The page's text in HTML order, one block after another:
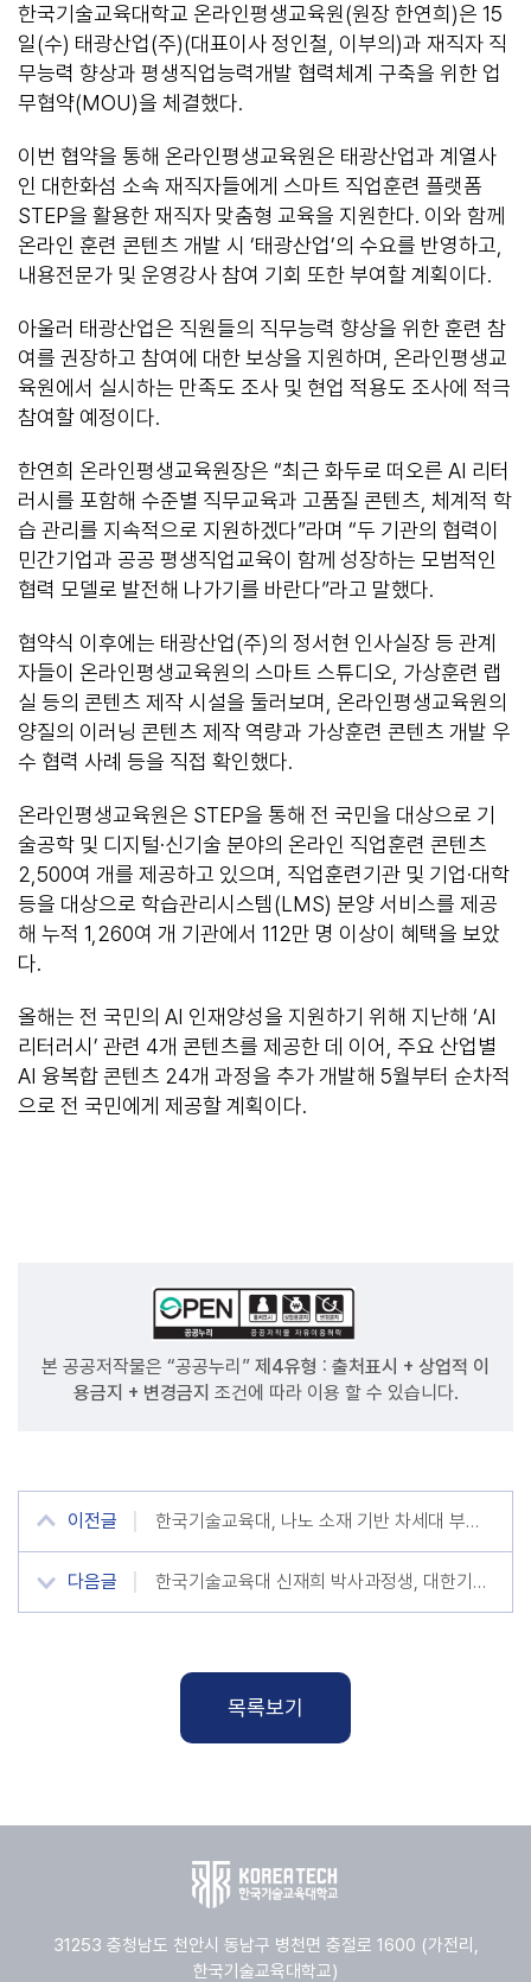
한국기술교육대학교 온라인평생교육원(원장 한연희)은 15
일(수) 태광산업(주)(대표이사 정인철, 이부의)과 재직자 직
무능력 향상과 평생직업능력개발 협력체계 구축을 위한 업
무협약(MOU)을 체결했다.
이번 협약을 통해 온라인평생교육원은 태광산업과 계열사
인 대한화섬 소속 재직자들에게 스마트 직업훈련 플랫폼
STEP을 활용한 재직자 맞춤형 교육을 지원한다. 이와 함께
온라인 훈련 콘텐츠 개발 시 ‘태광산업’의 수요를 반영하고,
내용전문가 및 운영강사 참여 기회 또한 부여할 계획이다.
아울러 태광산업은 직원들의 직무능력 향상을 위한 훈련 참
여를 권장하고 참여에 대한 보상을 지원하며, 온라인평생교
육원에서 실시하는 만족도 조사 및 현업 적용도 조사에 적극
참여할 예정이다.
한연희 온라인평생교육원장은 “최근 화두로 떠오른 AI 리터
러시를 포함해 수준별 직무교육과 고품질 콘텐츠, 체계적 학
습 관리를 지속적으로 지원하겠다”라며 “두 기관의 협력이
민간기업과 공공 평생직업교육이 함께 성장하는 모범적인
협력 모델로 발전해 나가기를 바란다”라고 말했다.
협약식 이후에는 태광산업(주)의 정서현 인사실장 등 관계
자들이 온라인평생교육원의 스마트 스튜디오, 가상훈련 랩
실 등의 콘텐츠 제작 시설을 둘러보며, 온라인평생교육원의
양질의 이러닝 콘텐츠 제작 역량과 가상훈련 콘텐츠 개발 우
수 협력 사례 등을 직접 확인했다.
온라인평생교육원은 STEP을 통해 전 국민을 대상으로 기
술공학 및 디지털·신기술 분야의 온라인 직업훈련 콘텐츠
2,500여 개를 제공하고 있으며, 직업훈련기관 및 기업·대학
등을 대상으로 학습관리시스템(LMS) 분양 서비스를 제공
해 누적 1,260여 개 기관에서 112만 명 이상이 혜택을 보았
다.
올해는 전 국민의 AI 인재양성을 지원하기 위해 지난해 ‘AI
리터러시’ 관련 4개 콘텐츠를 제공한 데 이어, 주요 산업별
AI 융복합 콘텐츠 24개 과정을 추가 개발해 5월부터 순차적
으로 전 국민에게 제공할 계획이다.
본 공공저작물은 “공공누리” 제4유형 : 출처표시 + 상업적 이
용금지 + 변경금지 조건에 따라 이용 할 수 있습니다.
이전글 한국기술교육대, 나노 소재 기반 차세대 부식 억제 기술 정립
다음글 한국기술교육대 신재희 박사과정생, 대한기계학회 ‘우수 논문상’ 수상
목록보기
31253 충청남도 천안시 동남구 병천면 충절로 1600 (가전리,
한국기술교육대학교)